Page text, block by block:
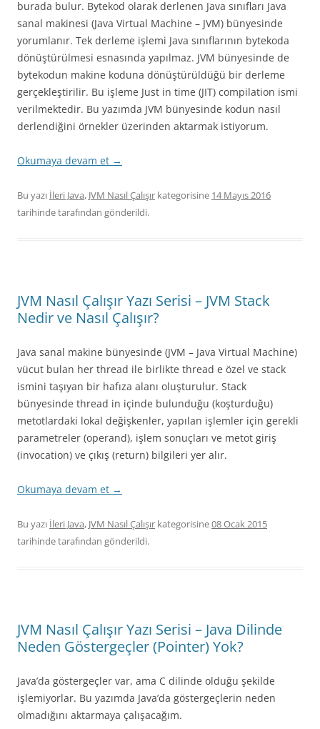
burada bulur. Bytekod olarak derlenen Java sınıfları Java
sanal makinesi (Java Virtual Machine – JVM) bünyesinde
yorumlanır. Tek derleme işlemi Java sınıflarının bytekoda
dönüştürülmesi esnasında yapılmaz. JVM bünyesinde de
bytekodun makine koduna dönüştürüldüğü bir derleme
gerçekleştirilir. Bu işleme Just in time (JIT) compilation ismi
verilmektedir. Bu yazımda JVM bünyesinde kodun nasıl
derlendiğini örnekler üzerinden aktarmak istiyorum.
Okumaya devam et →
Bu yazı İleri Java, JVM Nasıl Çalışır kategorisine 14 Mayıs 2016
tarihindetarafından gönderildi.
JVM Nasıl Çalışır Yazı Serisi – JVM Stack
Nedir ve Nasıl Çalışır?
Java sanal makine bünyesinde (JVM – Java Virtual Machine)
vücut bulan her thread ile birlikte thread e özel ve stack
ismini taşıyan bir hafıza alanı oluşturulur. Stack
bünyesinde thread in içinde bulunduğu (koşturduğu)
metotlardaki lokal değişkenler, yapılan işlemler için gerekli
parametreler (operand), işlem sonuçları ve metot giriş
(invocation) ve çıkış (return) bilgileri yer alır.
Okumaya devam et →
Bu yazı İleri Java, JVM Nasıl Çalışır kategorisine08 Ocak 2015
tarihindetarafından gönderildi.
JVM Nasıl Çalışır Yazı Serisi – Java Dilinde
Neden Göstergeçler (Pointer) Yok?
Java’da göstergeçler var, ama C dilinde olduğu şekilde
işlemiyorlar. Bu yazımda Java’da göstergeçlerin neden
olmadığını aktarmaya çalışacağım.